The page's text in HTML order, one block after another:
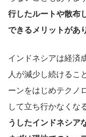
行したルートや散布
できるメリットがあ
インドネシアは経済
人が減少し続けるこ
ーンをはじめテクノ
して立ち行かなくな
うしたインドネシア